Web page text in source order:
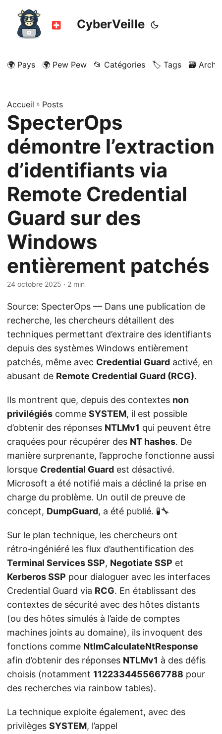
CyberVeille
🌍 Pays 🌍 Pew Pew 📂 Catégories 🏷️ Tags 🗃️
Accueil » Posts
SpecterOps
démontre l’extraction
d’identifiants via
Remote Credential
Guard sur des
Windows
entièrement patchés
24 octobre 2025 · 2 min
Source: SpecterOps — Dans une publication de
recherche, les chercheurs détaillent des
techniques permettant d’extraire des identifiants
depuis des systèmes Windows entièrement
patchés, même avec Credential Guard activé, en
abusant de Remote Credential Guard (RCG).
Ils montrent que, depuis des contextes non
privilégiés comme SYSTEM, il est possible
d’obtenir des réponses NTLMv1 qui peuvent être
craquées pour récupérer des NT hashes. De
manière surprenante, l’approche fonctionne aussi
lorsque Credential Guard est désactivé.
Microsoft a été notifié mais a décliné la prise en
charge du problème. Un outil de preuve de
concept, DumpGuard, a été publié. 🧪🔧
Sur le plan technique, les chercheurs ont
rétro‑ingéniéré les flux d’authentification des
Terminal Services SSP, Negotiate SSP et
Kerberos SSP pour dialoguer avec les interfaces
Credential Guard via RCG. En établissant des
contextes de sécurité avec des hôtes distants
(ou des hôtes simulés à l’aide de comptes
machines joints au domaine), ils invoquent des
fonctions comme NtlmCalculateNtResponse
afin d’obtenir des réponses NTLMv1 à des défis
choisis (notamment 1122334455667788 pour
des recherches via rainbow tables).
La technique exploite également, avec des
privilèges SYSTEM, l’appel